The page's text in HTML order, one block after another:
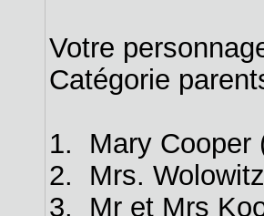
Votre
Catégorie
1. Mary Cooper
2. Mrs.
3. Mr et Mrs